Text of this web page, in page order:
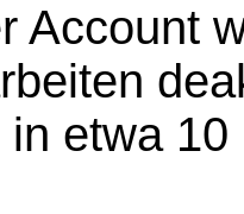
Account
in etwa